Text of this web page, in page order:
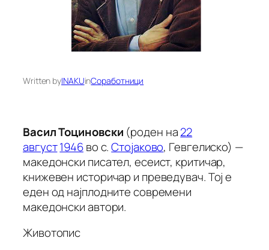
Written byINAKUinСоработници
Васил Тоциновски (роден на22
август1946во с.Стојаково, Гевгелиско) —
македонски писател, есеист, критичар,
книжевен историчар и преведувач. Тој е
еден од најплодните современи
македонски автори.
Животопис